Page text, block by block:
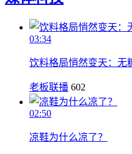
03:34
饮料格局悄然变天：无
老板联播 602
02:50
凉鞋为什么凉了？